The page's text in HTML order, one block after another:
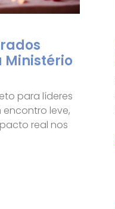
Ministério
para líderes
leve,
real nos